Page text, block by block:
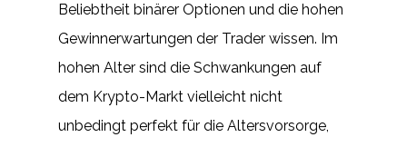
Beliebtheit binärer Optionen und die hohen
Gewinnerwartungen der Trader wissen. Im
hohen Alter sind die Schwankungen auf
dem Krypto-Markt vielleicht nicht
unbedingt perfekt für die Altersvorsorge,